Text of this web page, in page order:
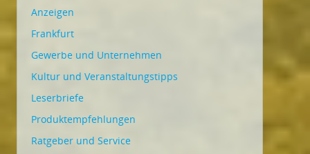
Anzeigen
Frankfurt
Gewerbe und Unternehmen
Kultur und Veranstaltungstipps
Leserbriefe
Produktempfehlungen
Ratgeber und Service